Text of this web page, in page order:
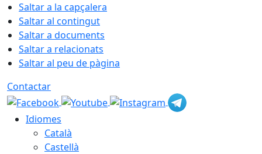
Saltar a la capçalera
Saltar al contingut
Saltar a documents
Saltar a relacionats
Saltar al peu de pàgina
Contactar
Idiomes
Català
Castellà